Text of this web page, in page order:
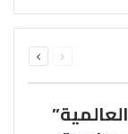
الصفحةالصفحة